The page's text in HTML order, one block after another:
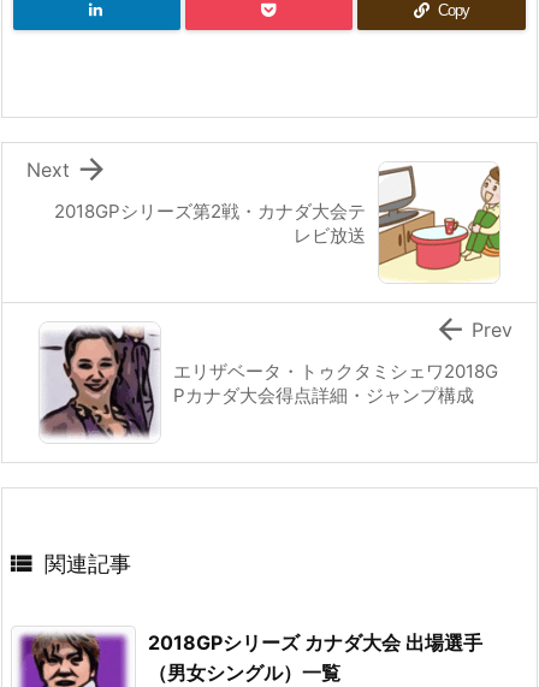
Copy
2018GPシリーズ第2戦・カナダ大会テ
レビ放送

Next
エリザベータ・トゥクタミシェワ2018G
Pカナダ大会得点詳細・ジャンプ構成
 Prev
 関連記事
2018GPシリーズ カナダ大会 出場選手
（男女シングル）一覧